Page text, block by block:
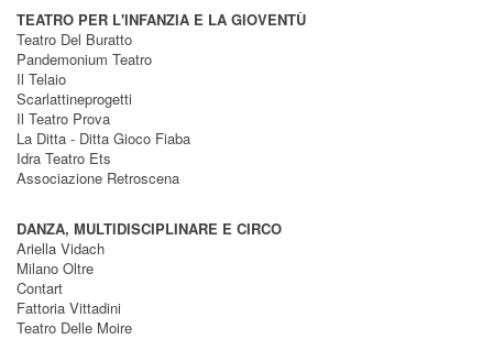
TEATRO PER L'INFANZIA E LA GIOVENTÙ
Teatro Del Buratto
Pandemonium Teatro
Il Telaio
Scarlattineprogetti
Il Teatro Prova
La Ditta - Ditta Gioco Fiaba
Idra Teatro Ets
Associazione Retroscena
DANZA, MULTIDISCIPLINARE E CIRCO
Ariella Vidach
Milano Oltre
Contart
Fattoria Vittadini
Teatro Delle Moire